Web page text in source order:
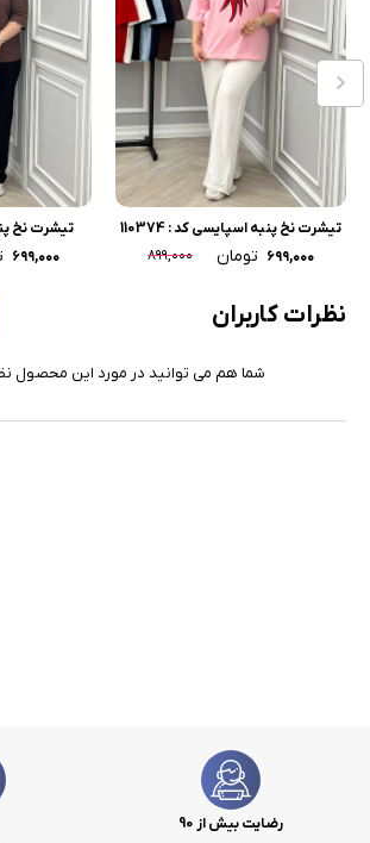
تیشرت نخ پنبه اسپایسی کد : 110374
۶۹۹,۰۰۰ تومان ۸۹۹,۰۰۰
تیشرت نخ
۶۹۹,۰۰۰
نظرات کاربران
شما هم می توانید در مورد این محصول
رضایت بیش از 90